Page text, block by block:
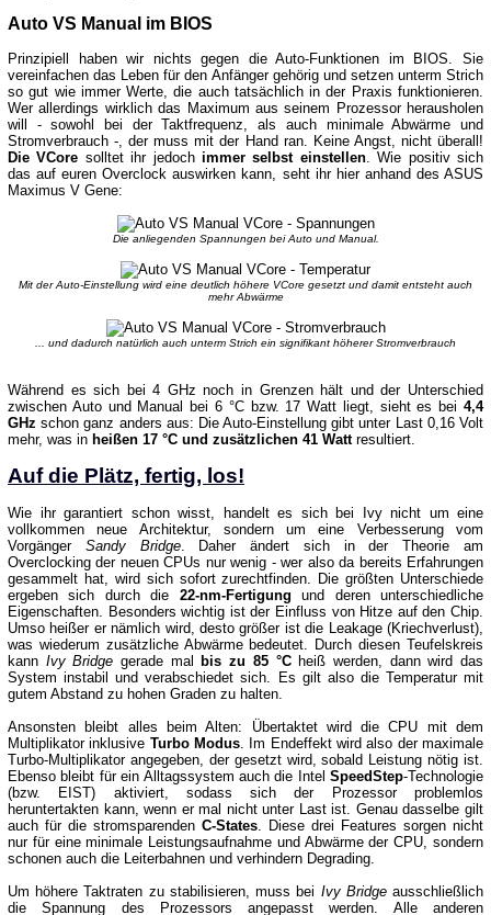
Auto VS Manual im BIOS
Prinzipiell haben wir nichts gegen die Auto-Funktionen im BIOS. Sie
vereinfachen das Leben für den Anfänger gehörig und setzen unterm Strich
so gut wie immer Werte, die auch tatsächlich in der Praxis funktionieren.
Wer allerdings wirklich das Maximum aus seinem Prozessor herausholen
will - sowohl bei der Taktfrequenz, als auch minimale Abwärme und
Stromverbrauch -, der muss mit der Hand ran. Keine Angst, nicht überall!
Die VCore solltet ihr jedochimmer selbst einstellen. Wie positiv sich
das auf euren Overclock auswirken kann, seht ihr hier anhand des ASUS
Maximus V Gene:
Die anliegenden Spannungen bei Auto und Manual.
Mit der Auto-Einstellung wird eine deutlich höhere VCore gesetzt und damit entsteht auch
mehr Abwärme
... und dadurch natürlich auch unterm Strich ein signifikant höherer Stromverbrauch
Während es sich bei 4 GHz noch in Grenzen hält und der Unterschied
zwischen Auto und Manual bei 6 °C bzw. 17 Watt liegt, sieht es bei 4,4
GHz schon ganz anders aus: Die Auto-Einstellung gibt unter Last 0,16 Volt
mehr, was in heißen 17 °C und zusätzlichen 41 Wattresultiert.
Auf die Plätz, fertig, los!
Wie ihr garantiert schon wisst, handelt es sich bei Ivy nicht um eine
vollkommen neue Architektur, sondern um eine Verbesserung vom
Vorgänger Sandy Bridge. Daher ändert sich in der Theorie am
Overclocking der neuen CPUs nur wenig - wer also da bereits Erfahrungen
gesammelt hat, wird sich sofort zurechtfinden. Die größten Unterschiede
ergeben sich durch die 22-nm-Fertigung und deren unterschiedliche
Eigenschaften. Besonders wichtig ist der Einfluss von Hitze auf den Chip.
Umso heißer er nämlich wird, desto größer ist die Leakage (Kriechverlust),
was wiederum zusätzliche Abwärme bedeutet. Durch diesen Teufelskreis
kann Ivy Bridge gerade mal bis zu 85 °Cheiß werden, dann wird das
System instabil und verabschiedet sich. Es gilt also die Temperatur mit
gutem Abstand zu hohen Graden zu halten.
Ansonsten bleibt alles beim Alten: Übertaktet wird die CPU mit dem
Multiplikator inklusive Turbo Modus. Im Endeffekt wird also der maximale
Turbo-Multiplikator angegeben, der gesetzt wird, sobald Leistung nötig ist.
Ebenso bleibt für ein Alltagssystem auch die Intel SpeedStep-Technologie
(bzw. EIST) aktiviert, sodass sich der Prozessor problemlos
heruntertakten kann, wenn er mal nicht unter Last ist. Genau dasselbe gilt
auch für die stromsparenden C-States. Diese drei Features sorgen nicht
nur für eine minimale Leistungsaufnahme und Abwärme der CPU, sondern
schonen auch die Leiterbahnen und verhindern Degrading.
Um höhere Taktraten zu stabilisieren, muss bei Ivy Bridgeausschließlich
die Spannung des Prozessors angepasst werden. Alle anderen